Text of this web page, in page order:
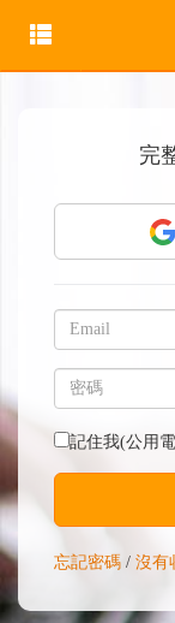
完
記住我(公用
忘記密碼 / 沒有